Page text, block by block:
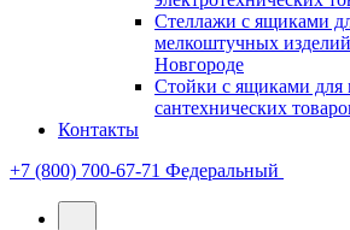
Стеллажи с ящиками
мелкоштучных
Новгороде
Стойки с ящиками для
сантехнических
Контакты
+7 (800) 700-67-71 Федеральный